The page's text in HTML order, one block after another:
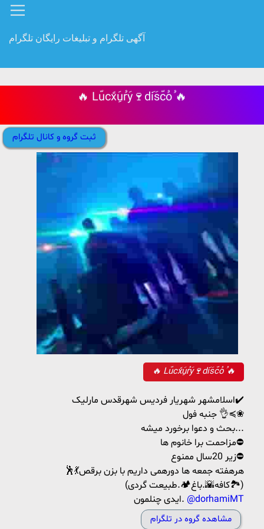
آگهی تلگرام و تبلیغات رایگان تلگرام
🔥 Lّucًxَِِuُrَy🍷dَiَsّcُoُ 🔥
ثبت گروه و کانال تلگرام
🔥 Lّucًxَِِuُrَy🍷dَiَsّcُoُ 🔥
اسلامشهر شهریار فردیس شهرقدس مارلیک✔️
جنبه فول 👌≼❀
بحث و دعوا برخورد میشه...
مزاحمت برا خانوم ها⛔
زیر 20سال ممنوع⛔
🕺💃هرهفته جمعه ها دورهمی داریم با بزن برقص
(کافه🌇.باغ🏕.طبیعت گردی🏞)
ایدی چنلمون. @dorhamiMT
مشاهده گروه در تلگرام